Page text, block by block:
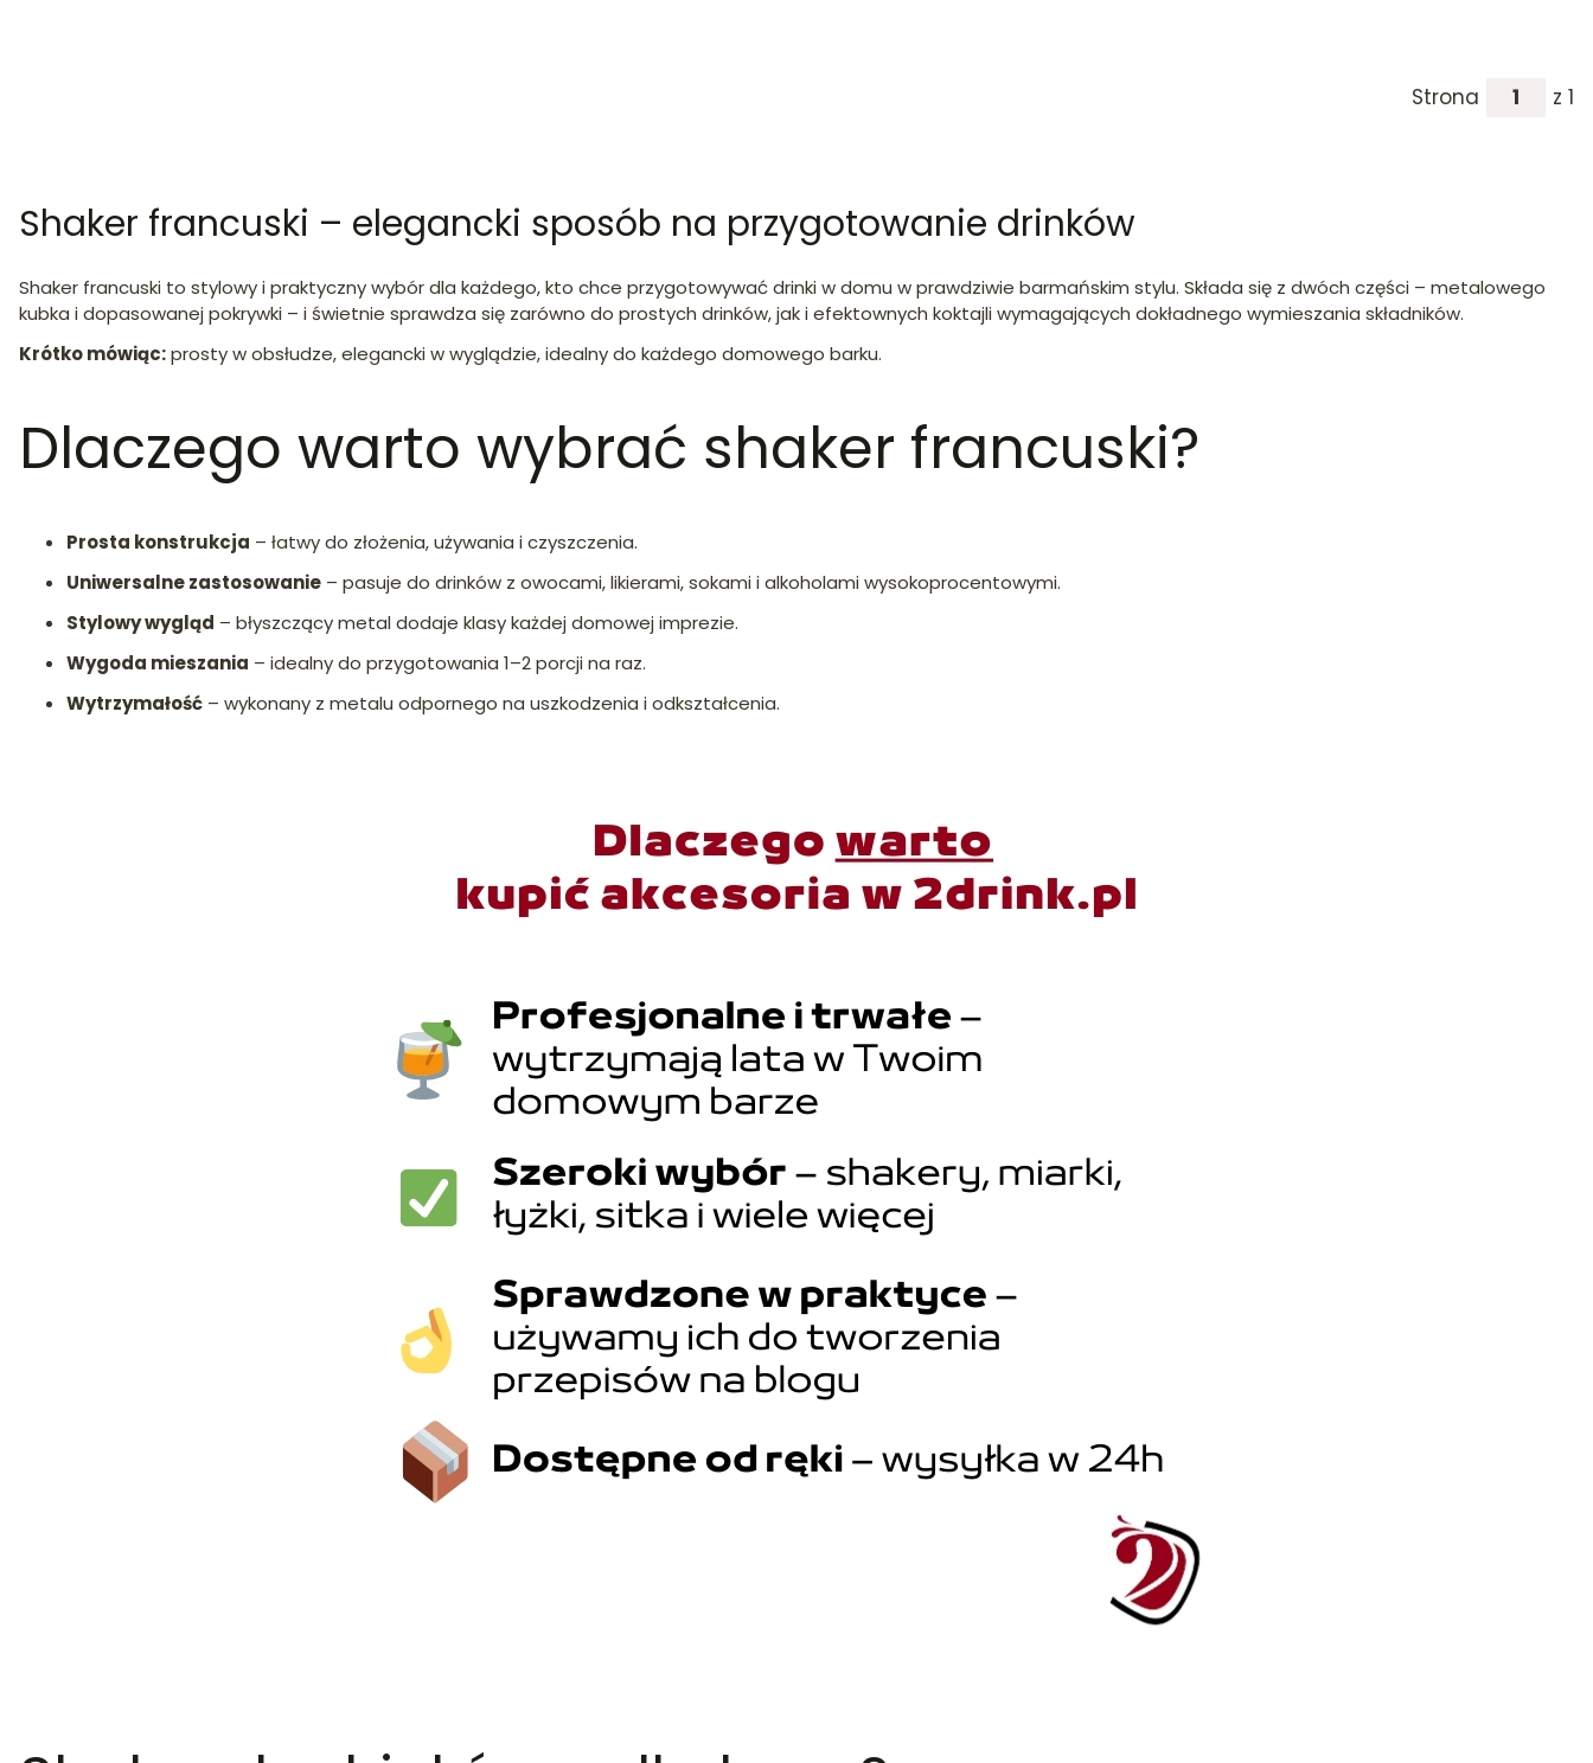
Strona z 1
Shaker francuski – elegancki sposób na przygotowanie drinków
Shaker francuski to stylowy i praktyczny wybór dla każdego, kto chce przygotowywać drinki w domu w prawdziwie barmańskim stylu. Składa się z dwóch części – metalowego
kubka i dopasowanej pokrywki – i świetnie sprawdza się zarówno do prostych drinków, jak i efektownych koktajli wymagających dokładnego wymieszania składników.
Krótko mówiąc:prosty w obsłudze, elegancki w wyglądzie, idealny do każdego domowego barku.
Dlaczego warto wybrać shaker francuski?
Prosta konstrukcja – łatwy do złożenia, używania i czyszczenia.
Uniwersalne zastosowanie – pasuje do drinków z owocami, likierami, sokami i alkoholami wysokoprocentowymi.
Stylowy wygląd – błyszczący metal dodaje klasy każdej domowej imprezie.
Wygoda mieszania – idealny do przygotowania 1–2 porcji na raz.
Wytrzymałość – wykonany z metalu odpornego na uszkodzenia i odkształcenia.